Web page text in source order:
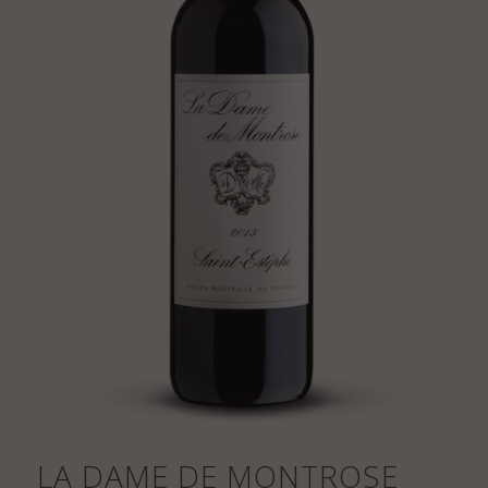
LA DAME DE MONTROSE